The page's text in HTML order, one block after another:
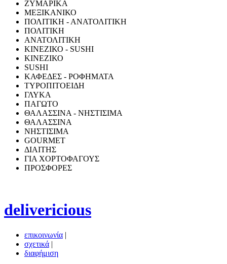
ΖΥΜΑΡΙΚΑ
ΜΕΞΙΚΑΝΙΚΟ
ΠΟΛΙΤΙΚΗ - ΑΝΑΤΟΛΙΤΙΚΗ
ΠΟΛΙΤΙΚΗ
ΑΝΑΤΟΛΙΤΙΚΗ
ΚΙΝΕΖΙΚΟ - SUSHI
ΚΙΝΕΖΙΚΟ
SUSHI
ΚΑΦΕΔΕΣ - ΡΟΦΗΜΑΤΑ
ΤΥΡΟΠΙΤΟΕΙΔΗ
ΓΛΥΚΑ
ΠΑΓΩΤΟ
ΘΑΛΑΣΣΙΝΑ - ΝΗΣΤΙΣΙΜΑ
ΘΑΛΑΣΣΙΝΑ
ΝΗΣΤΙΣΙΜΑ
GOURMET
ΔΙΑΙΤΗΣ
ΓΙΑ ΧΟΡΤΟΦΑΓΟΥΣ
ΠΡΟΣΦΟΡΕΣ
delivericious
επικοινωνία |
σχετικά |
διαφήμιση